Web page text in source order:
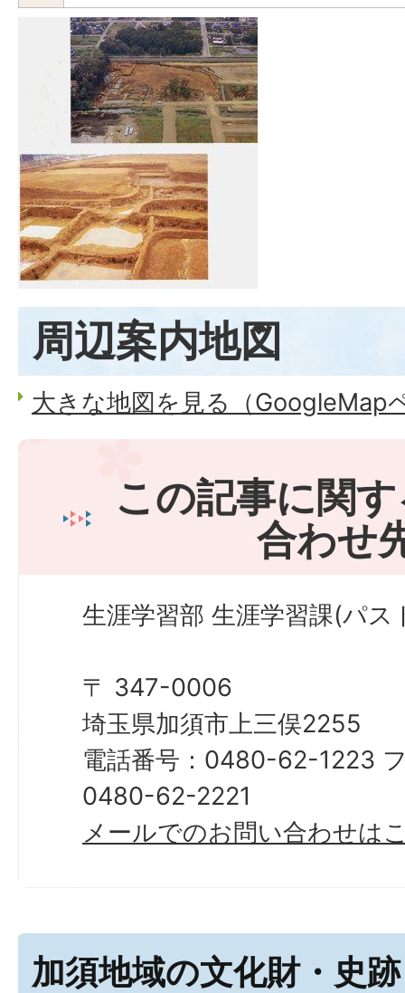
周辺案内地図
大きな地図を見る（GoogleMap
この記事に関
合わせ
生涯学習部 生涯学習課(パス
〒 347-0006
埼玉県加須市上三俣2255
電話番号：0480-62-1223
0480-62-2221
メールでのお問い合わせは
加須地域の文化財・史跡